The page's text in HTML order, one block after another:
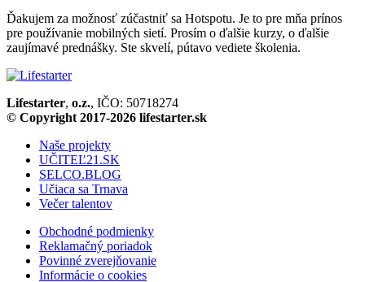
Ďakujem za možnosť zúčastniť sa Hotspotu. Je to pre mňa prínos
pre používanie mobilných sietí. Prosím o ďalšie kurzy, o ďalšie
zaujímavé prednášky. Ste skvelí, pútavo vediete školenia.
Lifestarter, o.z., IČO: 50718274
© Copyright 2017-2026 lifestarter.sk
Naše projekty
UČITEĽ21.SK
SELCO.BLOG
Učiaca sa Trnava
Večer talentov
Obchodné podmienky
Reklamačný poriadok
Povinné zverejňovanie
Informácie o cookies